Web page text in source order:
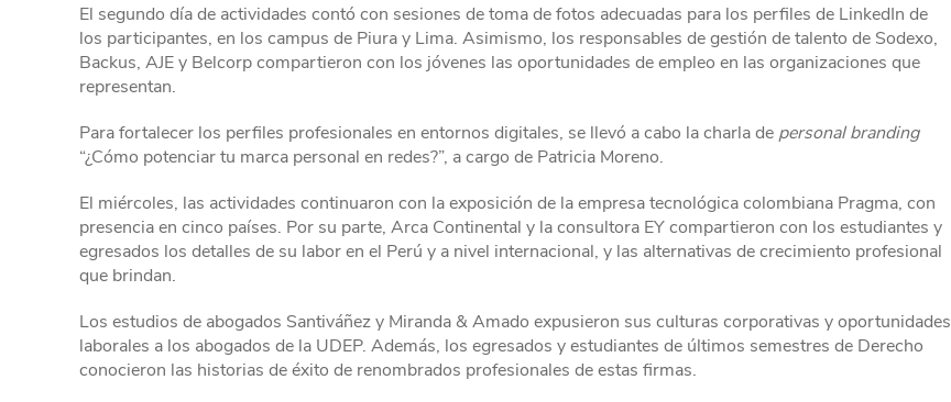
El segundo día de actividades contó con sesiones de toma de fotos adecuadas para los perfiles de LinkedIn de
los participantes, en los campus de Piura y Lima. Asimismo, los responsables de gestión de talento de Sodexo,
Backus, AJE y Belcorp compartieron con los jóvenes las oportunidades de empleo en las organizaciones que
representan.
Para fortalecer los perfiles profesionales en entornos digitales, se llevó a cabo la charla de personal branding
“¿Cómo potenciar tu marca personal en redes?”, a cargo de Patricia Moreno.
El miércoles, las actividades continuaron con la exposición de la empresa tecnológica colombiana Pragma, con
presencia en cinco países. Por su parte, Arca Continental y la consultora EY compartieron con los estudiantes y
egresados los detalles de su labor en el Perú y a nivel internacional, y las alternativas de crecimiento profesional
que brindan.
Los estudios de abogados Santiváñez y Miranda & Amado expusieron sus culturas corporativas y oportunidades
laborales a los abogados de la UDEP. Además, los egresados y estudiantes de últimos semestres de Derecho
conocieron las historias de éxito de renombrados profesionales de estas firmas.